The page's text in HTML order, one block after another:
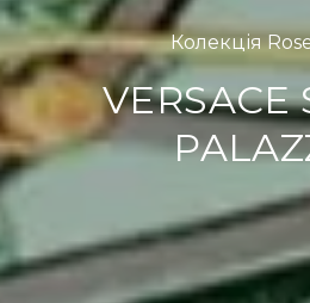
Колекція
VERSACE